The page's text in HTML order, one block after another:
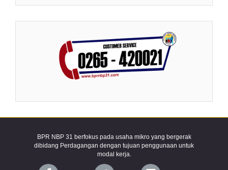
BPR NBP 31 berfokus pada usaha mikro yang bergerak
dibidang Perdagangan dengan tujuan penggunaan untuk
modal kerja.